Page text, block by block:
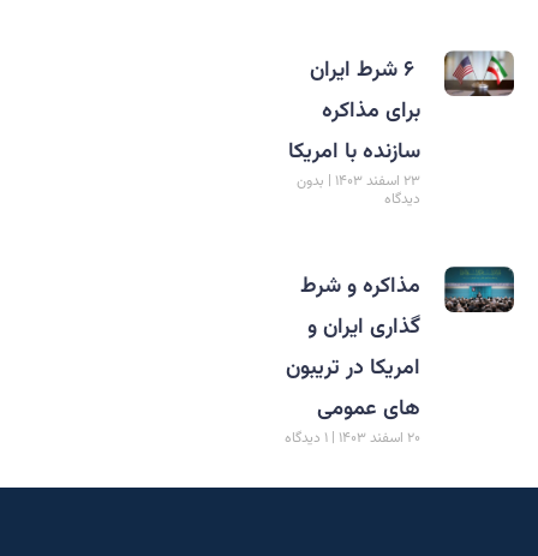
‏ ‏۶ شرط ایران
برای مذاکره
سازنده با امریکا
۲۳ اسفند ۱۴۰۳
بدون
دیدگاه
مذاکره و شرط
گذاری ایران و
امریکا در تریبون
های عمومی
۲۰ اسفند ۱۴۰۳ ۱ دیدگاه